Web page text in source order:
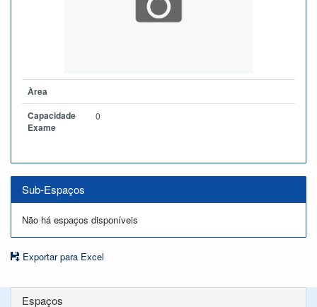
Àrea
Capacidade
Exame
0
Sub-Espaços
Não há espaços disponíveis
Exportar para Excel
Espaços